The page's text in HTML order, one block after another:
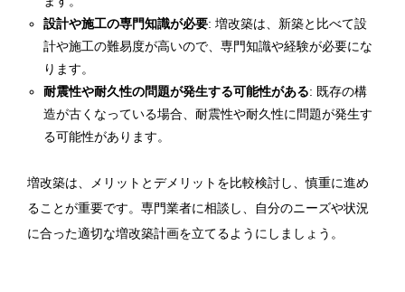
設計や施工の専門知識が必要: 増改築は、新築と比べて設
計や施工の難易度が高いので、専門知識や経験が必要にな
ります。
耐震性や耐久性の問題が発生する可能性がある: 既存の構
造が古くなっている場合、耐震性や耐久性に問題が発生す
る可能性があります。
増改築は、メリットとデメリットを比較検討し、慎重に進め
ることが重要です。専門業者に相談し、自分のニーズや状況
に合った適切な増改築計画を立てるようにしましょう。